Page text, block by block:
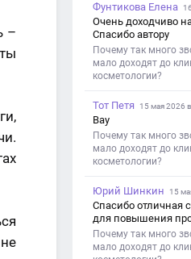
–
Фунтикова Елена
Очень доходчиво
Спасибо автору
Почему так много
мало доходят до
косметологии?
Тот Петя 15 мая 2026
Вау
Почему так много
мало доходят до
косметологии?
Юрий Шинкин 15
Спасибо отличная
для повышения
Почему так много
мало доходят до